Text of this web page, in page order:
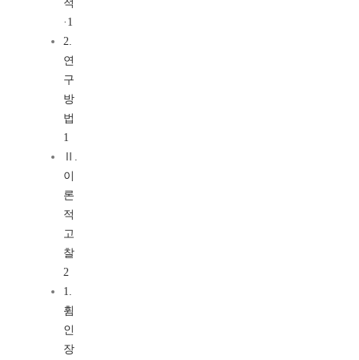
적
·1
2.
연
구
방
법
1
Ⅱ.
이
론
적
고
찰
2
1.
휨
인
장